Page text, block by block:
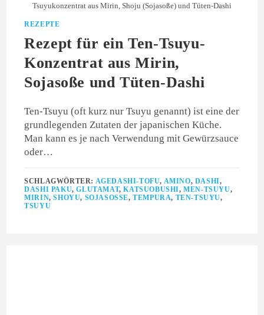
Tsuyukonzentrat aus Mirin, Shoju (Sojasoße) und Tüten-Dashi
REZEPTE
Rezept für ein Ten-Tsuyu-
Konzentrat aus Mirin,
Sojasoße und Tüten-Dashi
Ten-Tsuyu (oft kurz nur Tsuyu genannt) ist eine der
grundlegenden Zutaten der japanischen Küche.
Man kann es je nach Verwendung mit Gewürzsauce
oder…
SCHLAGWÖRTER: AGEDASHI-TOFU, AMINO, DASHI,
DASHI PAKU,GLUTAMAT,KATSUOBUSHI,MEN-TSUYU,
MIRIN,SHOYU, SOJASOSSE ,TEMPURA, TEN-TSUYU,
TSUYU